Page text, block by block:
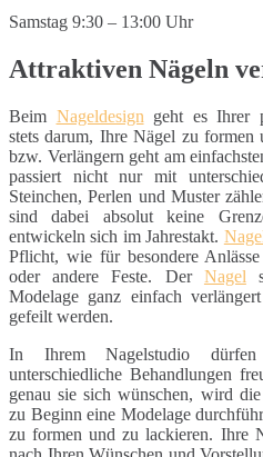
Samstag 9:30 – 13:00 Uhr
Attraktiven Nägeln
Beim Nageldesign geht es Ihrer
stets darum, Ihre Nägel zu formen
bzw. Verlängern geht am
passiert nicht nur mit
Steinchen, Perlen und Muster
sind dabei absolut keine
entwickeln sich im Jahrestakt.
Pflicht, wie für besondere
oder andere Feste. Der Nagel
Modelage ganz einfach
gefeilt werden.
In Ihrem Nagelstudio
unterschiedliche Behandlungen
genau sie sich wünschen, wird
zu Beginn eine Modelage
zu formen und zu lackieren. Ihre